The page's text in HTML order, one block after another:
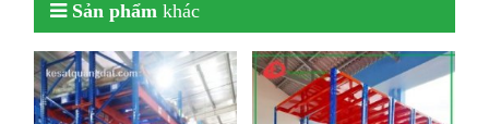
Sản phẩm khác